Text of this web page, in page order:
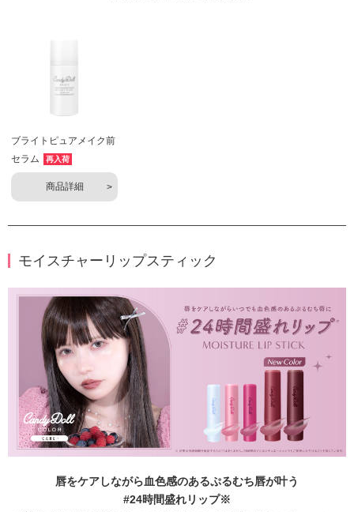
ブライトピュアメイク前
セラム
再入荷
商品詳細
モイスチャーリップスティック
唇をケアしながら血色感のあるぷるむち唇が叶う
#24時間盛れリップ※